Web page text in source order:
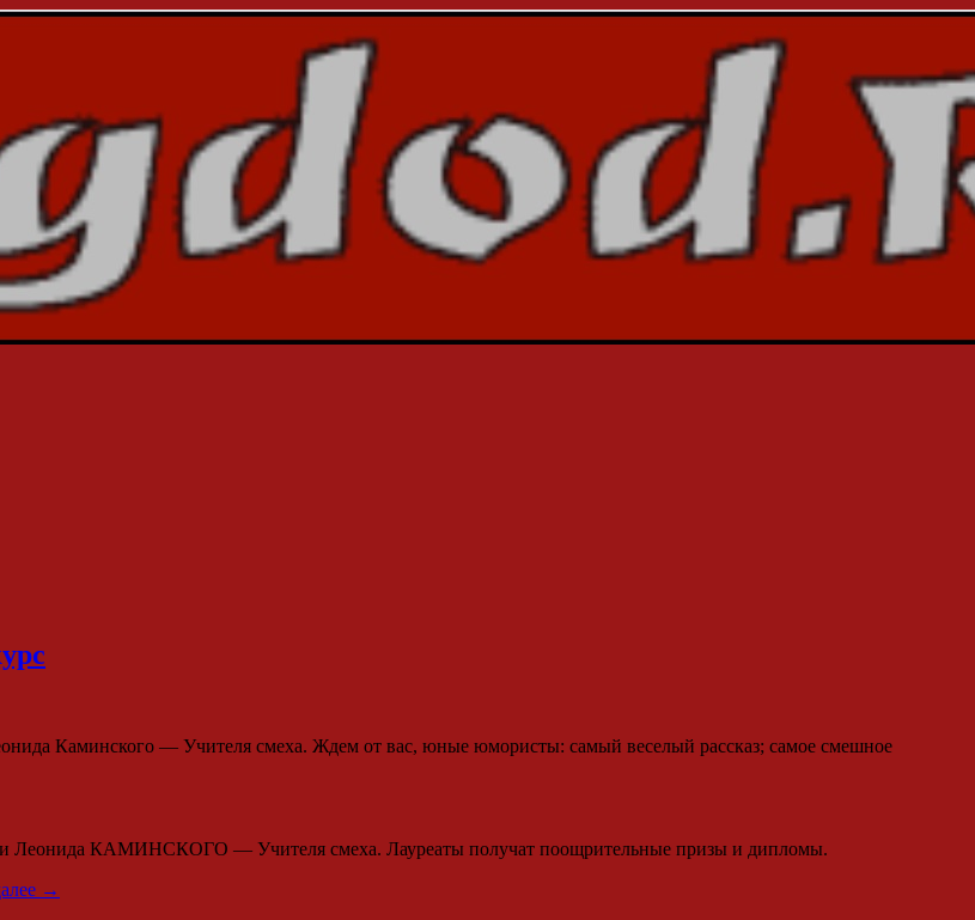
Каминского — Учителя смеха. Ждем от вас, юные юмористы: самый веселый рассказ; самое смешное
КАМИНСКОГО — Учителя смеха. Лауреаты получат поощрительные призы и дипломы.
→